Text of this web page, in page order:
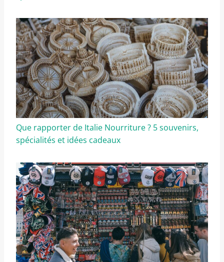
Que rapporter de Italie Nourriture ? 5 souvenirs,
spécialités et idées cadeaux